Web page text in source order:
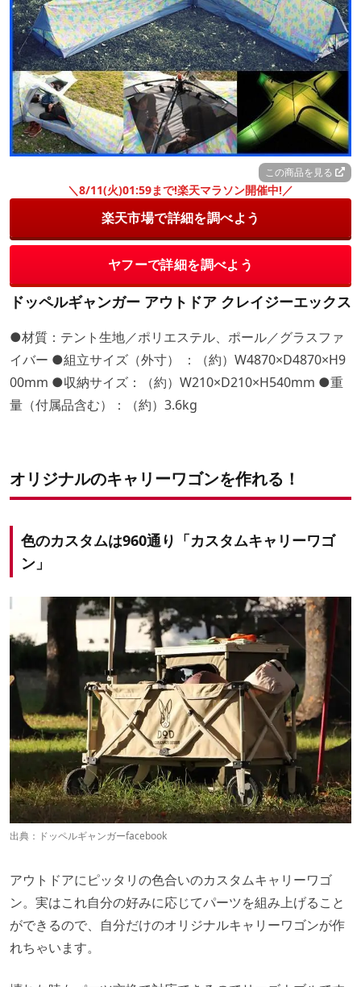
この商品を見る
＼8/11(火)01:59まで!楽天マラソン開催中!／
楽天市場で詳細を調べよう
ヤフーで詳細を調べよう
ドッペルギャンガー アウトドア クレイジーエックス
●材質：テント生地／ポリエステル、ポール／グラスファ
イバー ●組立サイズ（外寸） ：（約）W4870×D4870×H9
00mm ●収納サイズ：（約）W210×D210×H540mm ●重
量（付属品含む）：（約）3.6kg
オリジナルのキャリーワゴンを作れる！
色のカスタムは960通り「カスタムキャリーワゴ
ン」
出典： ドッペルギャンガーfacebook
アウトドアにピッタリの色合いのカスタムキャリーワゴ
ン。実はこれ自分の好みに応じてパーツを組み上げること
ができるので、自分だけのオリジナルキャリーワゴンが作
れちゃいます。